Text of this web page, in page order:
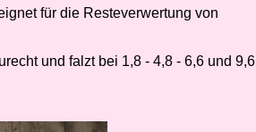
für die Resteverwertung von
und falzt bei 1,8 - 4,8 - 6,6 und 9,6